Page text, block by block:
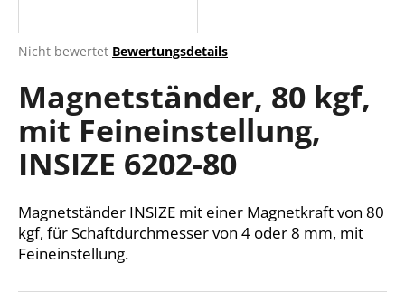
Die
Produktbewertung
ist
von
5
Sternen.
Nicht bewertet Bewertungsdetails
Magnetständer, 80 kgf,
mit Feineinstellung,
INSIZE 6202-80
Magnetständer INSIZE mit einer Magnetkraft von 80
kgf, für Schaftdurchmesser von 4 oder 8 mm, mit
Feineinstellung.
W
e
m
p
f
e